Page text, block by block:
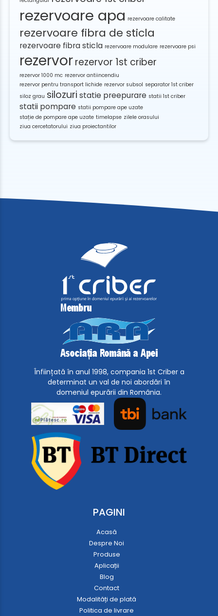
rezervoare apa rezervoare calitate
rezervoare fibra de sticla
rezervoare fibra sticla rezervoare modulare rezervoare psi
rezervorrezervor 1st criber
rezervor 1000 mc rezervor antiincendiu
rezervor pentru transport lichide rezervor subsol separator 1st criber
siloz grau silozuri statie preepurare statii 1st criber
statii pompare statii pompare ape uzate
stație de pompare ape uzate timelapse zilele orasului
ziua cercetatorului ziua proiectantilor
Înființată în anul 1998, compania 1st Criber a
determinat un val de noi abordări în
domeniul epurării din România.
PAGINI
Acasă
Despre Noi
Produse
Aplicații
Blog
Contact
Modalități de plată
Politica de livrare